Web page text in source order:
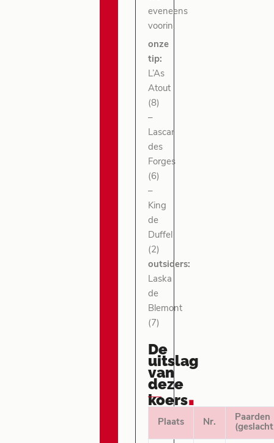
eveneens
voorin.
onze
tip:
L’As
Atout
(8)
–
Lascar
des
Forges
(6)
–
King
de
Duffel
(2)
outsiders:
Laska
de
Blemont
(7)
De
uitslag
van
deze
koers.
Plaats Nr.
Paarden